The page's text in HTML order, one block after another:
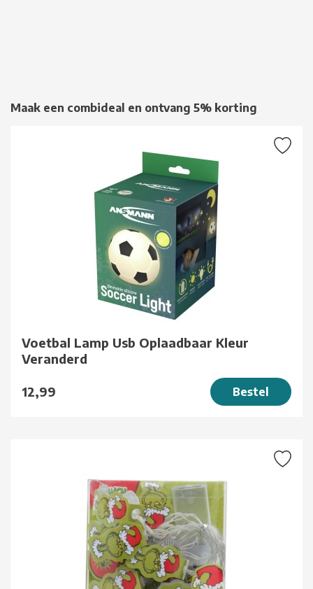
Maak een combideal en ontvang 5% korting
Voetbal Lamp Usb Oplaadbaar Kleur
Veranderd
12,99 Bestel